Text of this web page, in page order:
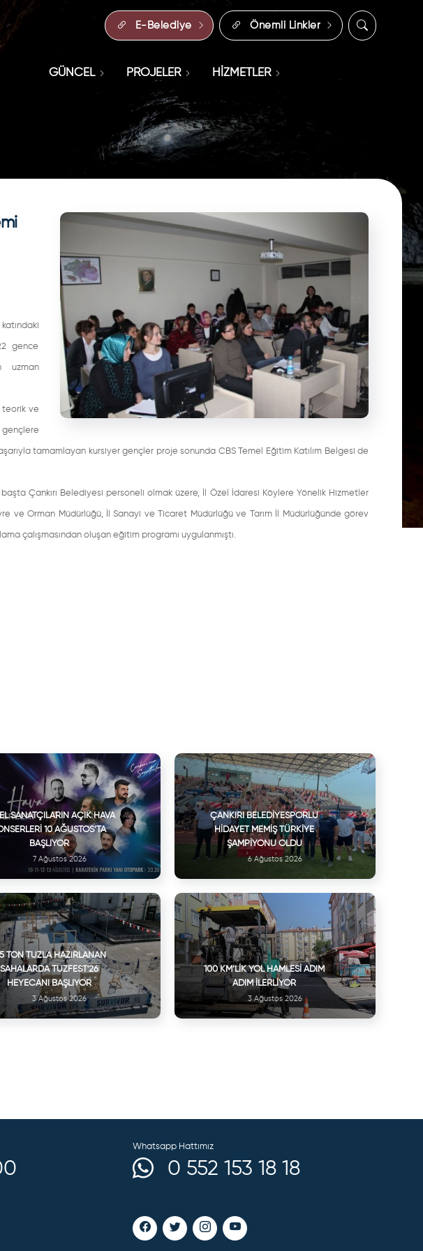
E-Belediye Önemli Linkler
GÜNCEL PROJELER HİZMETLER
gence
uzman
teorik ve
tamamlayan kursiyer gençler proje sonunda CBS Temel Eğitim Katılım Belgesi de
Çankırı Belediyesi personeli olmak üzere, İl Özel İdaresi Köylere Yönelik Hizmetler
ve Orman Müdürlüğü, İl Sanayi ve Ticaret Müdürlüğü ve Tarım İl Müdürlüğünde görev
çalışmasından oluşan eğitim programı uygulanmıştı.
SANATÇILARIN AÇIK HAVA
10 AĞUSTOS’TA
BAŞLIYOR
7 Ağustos 2026
ÇANKIRI BELEDIYESPORLU
HIDAYET MEMIŞ TÜRKIYE
ŞAMPIYONU OLDU
6 Ağustos 2026
TON TUZLA HAZIRLANAN
SAHALARDA TUZFEST'26
HEYECANI BAŞLIYOR
3 Ağustos 2026
100 KM’LIK YOL HAMLESI ADIM
ADIM İLERLIYOR
3 Ağustos 2026
Whatsapp Hattımız
0 552 153 18 18